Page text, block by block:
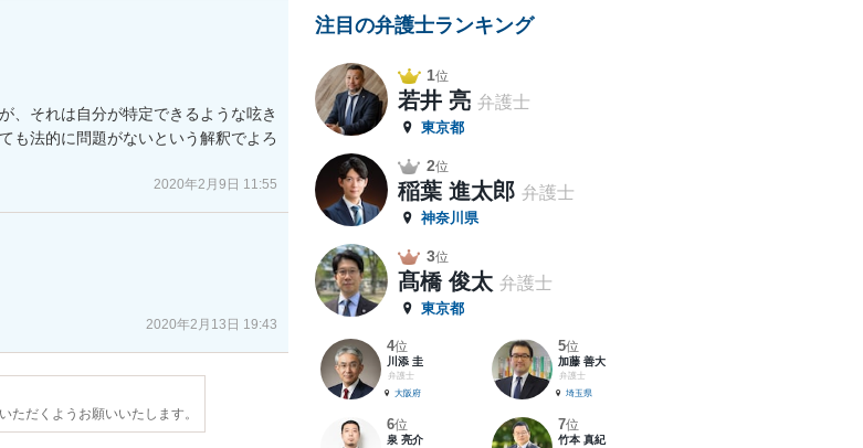
、それは自分が特定できるような呟き
も法的に問題がないという解釈でよろ
2020年2月9日 11:55
2020年2月13日 19:43
ただくようお願いいたします。
注目の弁護士ランキング
1位
若井 亮 弁護士
東京都
2位
稲葉 進太郎 弁護士
神奈川県
3位
髙橋 俊太 弁護士
東京都
4位
川添 圭
弁護士
大阪府
5位
加藤 善大
弁護士
埼玉県
6位
泉 亮介
7位
竹本 真紀